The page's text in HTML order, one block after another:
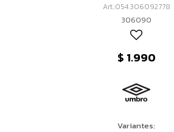
054.306092778
306090
$ 1.990
Variantes: